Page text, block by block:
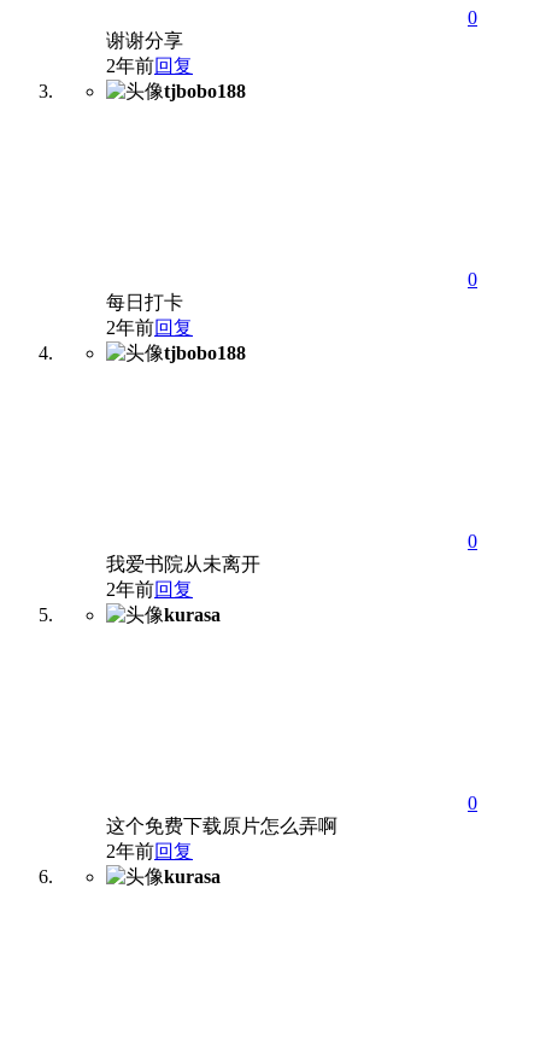
0
谢谢分享
2年前回复
tjbobo188
0
每日打卡
2年前回复
tjbobo188
0
我爱书院从未离开
2年前回复
kurasa
0
这个免费下载原片怎么弄啊
2年前回复
kurasa